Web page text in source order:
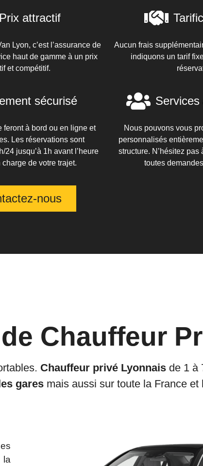
Prix attractif
Lyon, c’est l’assurance de
haut de gamme à un prix
et compétitif.
Aucun frais
indiquons un tarif
sécurisé
feront à bord ou en ligne et
Les réservations sont
24 jusqu’à 1h avant l’heure
de votre trajet.
Nous pouvons vous
personnalisés
structure. N’hésitez
toutes
nous
Chauffeur
Chauffeur privé Lyonnais de 1 à
les garesmais aussi sur toute la France et
la